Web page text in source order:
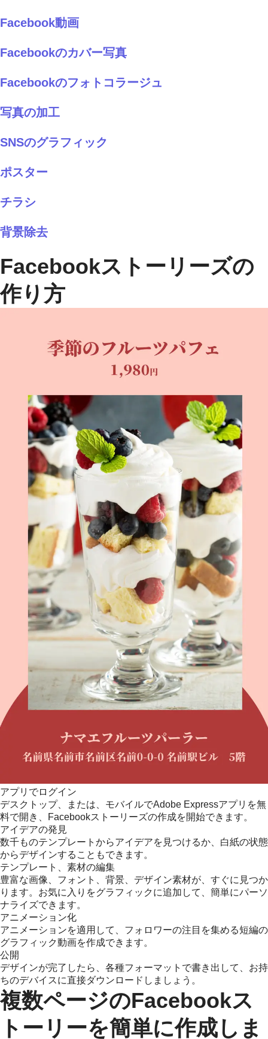
Facebook動画
Facebookのカバー写真
Facebookのフォトコラージュ
写真の加工
SNSのグラフィック
ポスター
チラシ
背景除去
Facebookストーリーズの
作り方
アプリでログイン
デスクトップ、または、モバイルでAdobe Expressアプリを無
料で開き、Facebookストーリーズの作成を開始できます。
アイデアの発見
数千ものテンプレートからアイデアを見つけるか、白紙の状態
からデザインすることもできます。
テンプレート、素材の編集
豊富な画像、フォント、背景、デザイン素材が、すぐに見つか
ります。お気に入りをグラフィックに追加して、簡単にパーソ
ナライズできます。
アニメーション化
アニメーションを適用して、フォロワーの注目を集める短編の
グラフィック動画を作成できます。
公開
デザインが完了したら、各種フォーマットで書き出して、お持
ちのデバイスに直接ダウンロードしましょう。
複数ページのFacebookス
トーリーを簡単に作成しま